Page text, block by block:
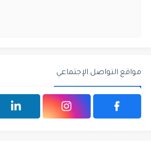
مواقع التواصل الإجتماعي